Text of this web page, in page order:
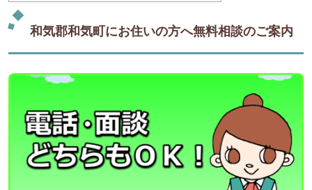
和気郡和気町にお住いの方へ無料相談のご案内